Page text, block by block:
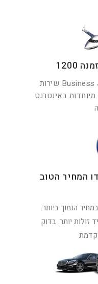
שירות Business Jet Charter אמין באורלנדו.
באינטרנט
המחיר הטוב
הנמוך ביותר.
זולות יותר. בדוק